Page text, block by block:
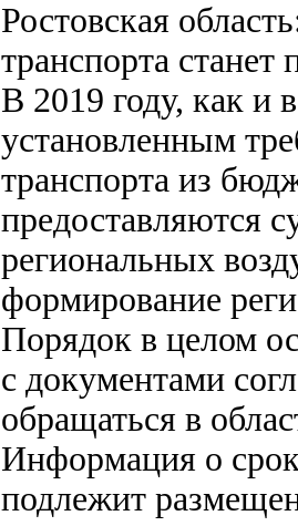
Ростовская
транспорта
В 2019 году, как
установленным
транспорта из
предоставляются
региональных
формирование
Порядок в целом
с документами
обращаться в
Информация о
подлежит